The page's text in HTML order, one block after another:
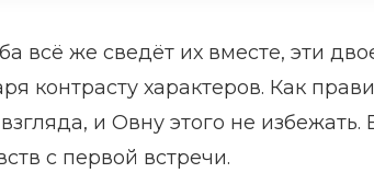
всё же сведёт их вместе, эти
контрасту характеров. Как
и Овну этого не
с первой встречи.